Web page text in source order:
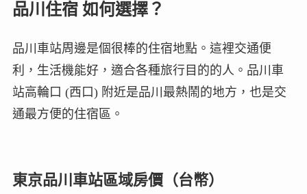
品川住宿 如何選擇？
品川車站周邊是個很棒的住宿地點。這裡交通便
利，生活機能好，適合各種旅行目的的人。品川車
站高輪口 (西口) 附近是品川最熱鬧的地方，也是交
通最方便的住宿區。
東京品川車站區域房價（台幣）